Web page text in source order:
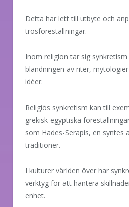
Detta har lett till utbyte och
trosföreställningar.
Inom religion tar sig
blandningen av riter,
idéer.
Religiös synkretism kan till
grekisk-egyptiska
som Hades-Serapis, en syntes
traditioner.
I kulturer världen över har
verktyg för att hantera
enhet.